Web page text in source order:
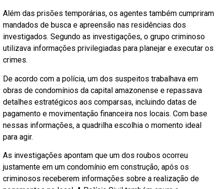
Além das prisões temporárias, os agentes também cumpriram
mandados de busca e apreensão nas residências dos
investigados. Segundo as investigações, o grupo criminoso
utilizava informações privilegiadas para planejar e executar os
crimes.
De acordo com a polícia, um dos suspeitos trabalhava em
obras de condomínios da capital amazonense e repassava
detalhes estratégicos aos comparsas, incluindo datas de
pagamento e movimentação financeira nos locais. Com base
nessas informações, a quadrilha escolhia o momento ideal
para agir.
As investigações apontam que um dos roubos ocorreu
justamente em um condomínio em construção, após os
criminosos receberem informações sobre a realização de